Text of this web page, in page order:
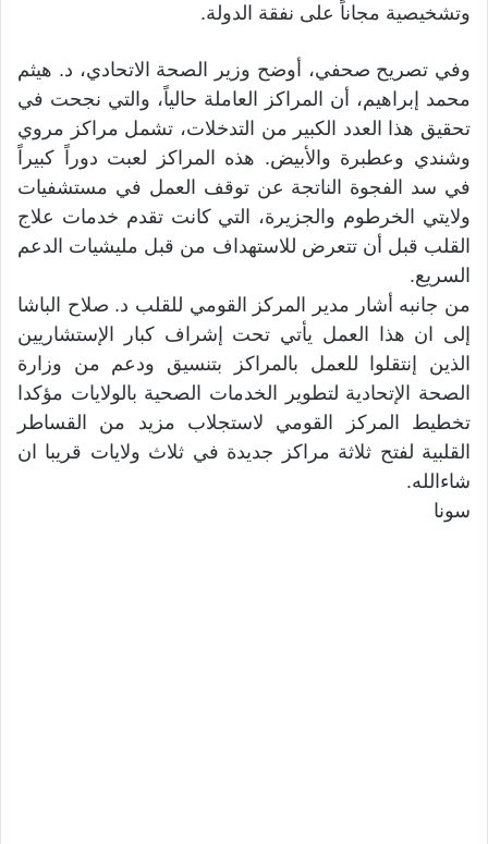
وتشخيصية مجاناً على نفقة الدولة.
وفي تصريح صحفي، أوضح وزير الصحة الاتحادي، د. هيثم
محمد إبراهيم، أن المراكز العاملة حالياً، والتي نجحت في
تحقيق هذا العدد الكبير من التدخلات، تشمل مراكز مروي
وشندي وعطبرة والأبيض. هذه المراكز لعبت دوراً كبيراً
في سد الفجوة الناتجة عن توقف العمل في مستشفيات
ولايتي الخرطوم والجزيرة، التي كانت تقدم خدمات علاج
القلب قبل أن تتعرض للاستهداف من قبل مليشيات الدعم
السريع.
من جانبه أشار مدير المركز القومي للقلب د. صلاح الباشا
إلى ان هذا العمل يأتي تحت إشراف كبار الإستشاريين
الذين إنتقلوا للعمل بالمراكز بتنسيق ودعم من وزارة
الصحة الإتحادية لتطوير الخدمات الصحية بالولايات مؤكدا
تخطيط المركز القومي لاستجلاب مزيد من القساطر
القلبية لفتح ثلاثة مراكز جديدة في ثلاث ولايات قريبا ان
شاءالله.
سونا